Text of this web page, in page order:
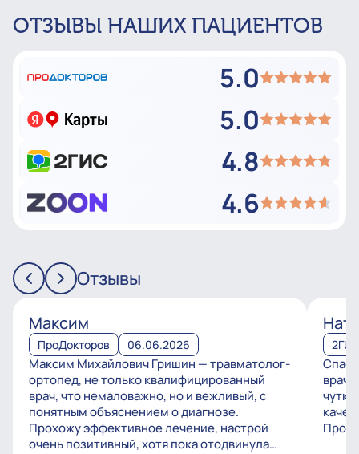
ОТЗЫВЫ НАШИХ ПАЦИЕНТОВ
5.0
5.0
4.8
4.6
Отзывы
Максим
ПроДокторов 06.06.2026
Максим Михайлович Гришин — травматолог-
ортопед, не только квалифицированный
врач, что немаловажно, но и вежливый, с
понятным объяснением о диагнозе.
Прохожу эффективное лечение, настрой
очень позитивный, хотя пока отодвинула